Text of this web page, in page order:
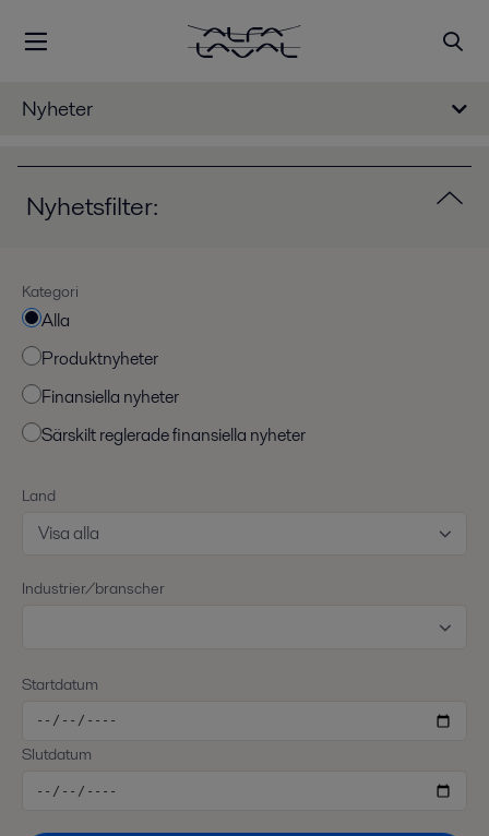
Nyheter
Nyhetsfilter:
Kategori
Alla
Produktnyheter
Finansiella nyheter
Särskilt reglerade finansiella nyheter
Land
Visa alla
Industrier/branscher
Startdatum
Slutdatum